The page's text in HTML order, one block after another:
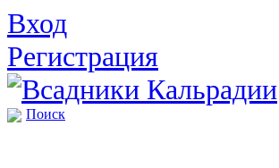
Вход
Регистрация
Поиск